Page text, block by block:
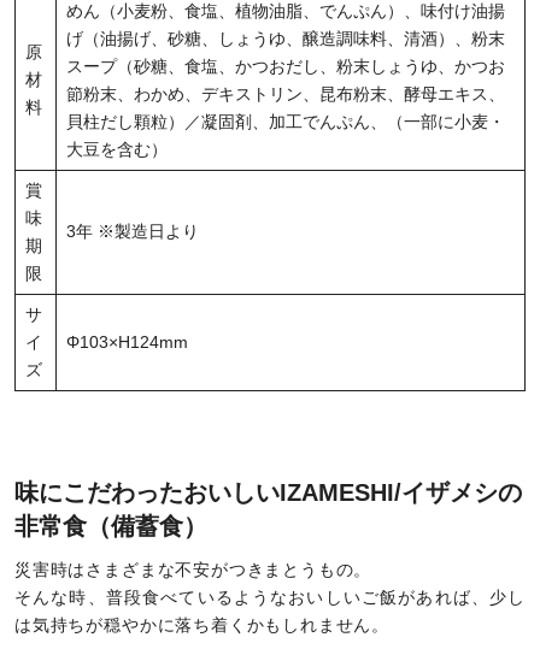
原
材
料
めん（小麦粉、食塩、植物油脂、でんぷん）、味付け油揚
げ（油揚げ、砂糖、しょうゆ、醸造調味料、清酒）、粉末
スープ（砂糖、食塩、かつおだし、粉末しょうゆ、かつお
節粉末、わかめ、デキストリン、昆布粉末、酵母エキス、
貝柱だし顆粒）／凝固剤、加工でんぷん、（一部に小麦・
大豆を含む）
賞
味
期
限
3年 ※製造日より
サ
イ
ズ
Φ103×H124mm
味にこだわったおいしいIZAMESHI/イザメシの
非常食（備蓄食）
災害時はさまざまな不安がつきまとうもの。
そんな時、普段食べているようなおいしいご飯があれば、少し
は気持ちが穏やかに落ち着くかもしれません。